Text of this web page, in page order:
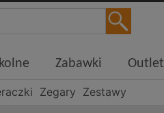
Zabawki Outlet
Zegary Zestawy